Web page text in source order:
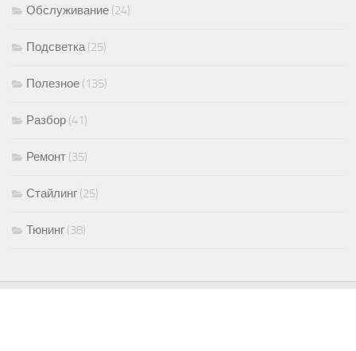
Обслуживание (24)
Подсветка(25)
Полезное (135)
Разбор (41)
Ремонт (35)
Стайлинг (25)
Тюнинг (38)